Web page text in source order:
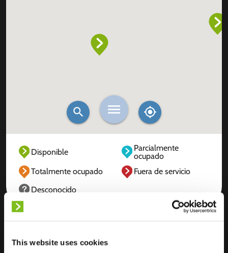
This website uses cookies
Disponible
Parcialmente
ocupado
Totalmente ocupado
Fuera de servicio
Desconocido